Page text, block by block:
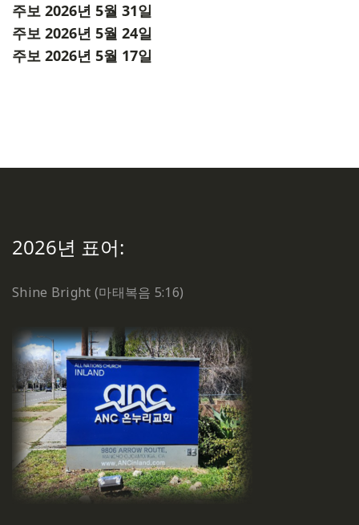
주보 2026년 5월 31일
주보 2026년 5월 24일
주보 2026년 5월 17일
2026년 표어:
Shine Bright (마태복음 5:16)